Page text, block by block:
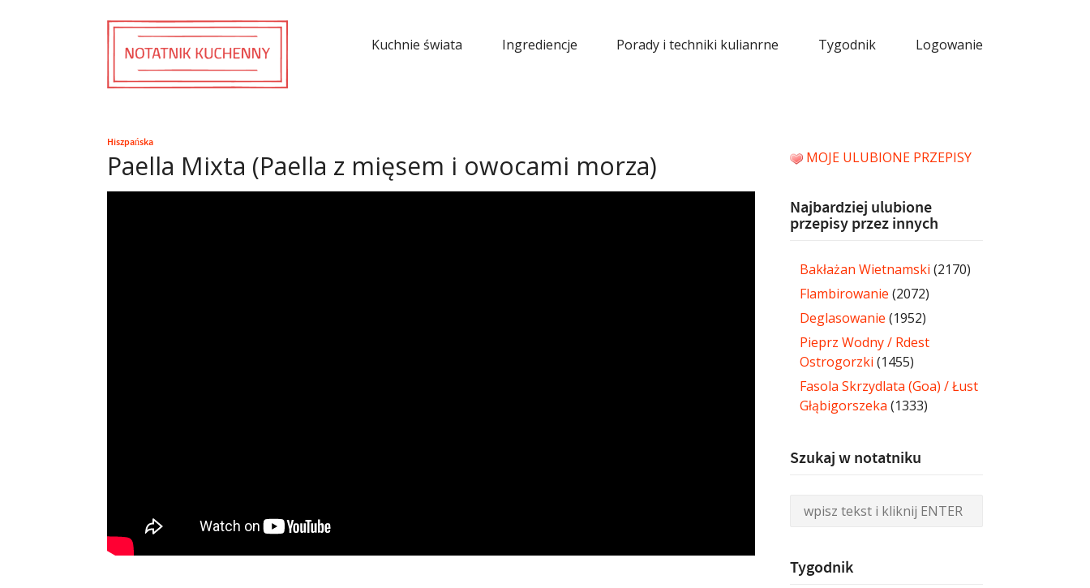
Kuchnie świata Ingrediencje Porady i techniki kulianrne Tygodnik Logowanie
Hiszpańska
Paella Mixta (Paella z mięsem i owocami morza) MOJE ULUBIONE PRZEPISY
Najbardziej ulubione
przepisy przez innych
Bakłażan Wietnamski (2170)
Flambirowanie (2072)
Deglasowanie (1952)
Pieprz Wodny / Rdest
Ostrogorzki (1455)
Fasola Skrzydlata (Goa) / Łust
Głąbigorszeka (1333)
Szukaj w notatniku
Tygodnik